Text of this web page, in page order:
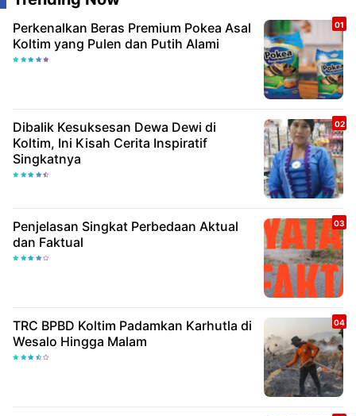
Perkenalkan Beras Premium Pokea Asal
Koltim yang Pulen dan Putih Alami
Dibalik Kesuksesan Dewa Dewi di
Koltim, Ini Kisah Cerita Inspiratif
Singkatnya
Penjelasan Singkat Perbedaan Aktual
dan Faktual
TRC BPBD Koltim Padamkan Karhutla di
Wesalo Hingga Malam